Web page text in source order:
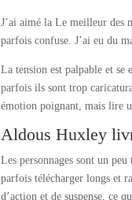
J’ai aimé la Le meilleur des
parfois confuse. J’ai eu du
La tension est palpable et
parfois ils sont trop
émotion poignant, mais lire
Aldous Huxley
Les personnages sont un
parfois télécharger longs et
d’action et de suspense, ce